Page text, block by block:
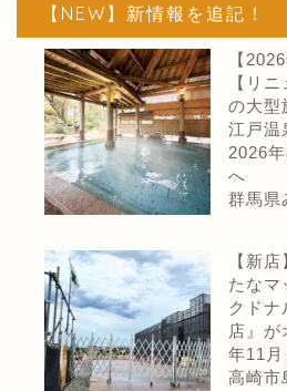
【NEW】新情報を追記！
【
【リ
の大型
江戸温
2026
へ
群馬
【新
たなマ
クドナ
店』が
年11月
高崎